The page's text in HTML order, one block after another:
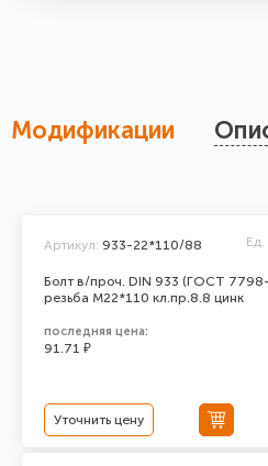
Модификации
Болт в/проч. DIN 933 (ГОСТ
резьба М22*110 кл.пр.8.8 цинк
Артикул: 933-22*110/88 Ед.
последняя цена:
91.71 ₽
Уточнить цену